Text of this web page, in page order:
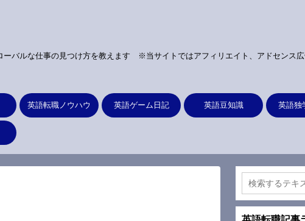
バルな仕事の見つけ方を教えます ※当サイトではアフィリエイト、アドセンス広
英語転職ノウハウ 英語ゲーム日記 英語豆知識 英語独